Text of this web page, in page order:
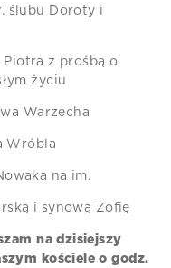
Doroty i
Piotra z prośbą o
życiu
Warzecha
Wróbla
na im.
i synową Zofię
na dzisiejszy
kościele o godz.